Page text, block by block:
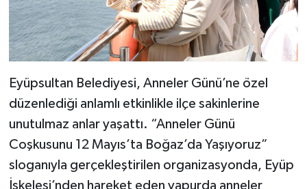
Eyüpsultan Belediyesi, Anneler Günü’ne özel
düzenlediği anlamlı etkinlikle ilçe sakinlerine
unutulmaz anlar yaşattı. “Anneler Günü
Coşkusunu 12 Mayıs’ta Boğaz’da Yaşıyoruz”
sloganıyla gerçekleştirilen organizasyonda, Eyüp
İskelesi’nden hareket eden vapurda anneler